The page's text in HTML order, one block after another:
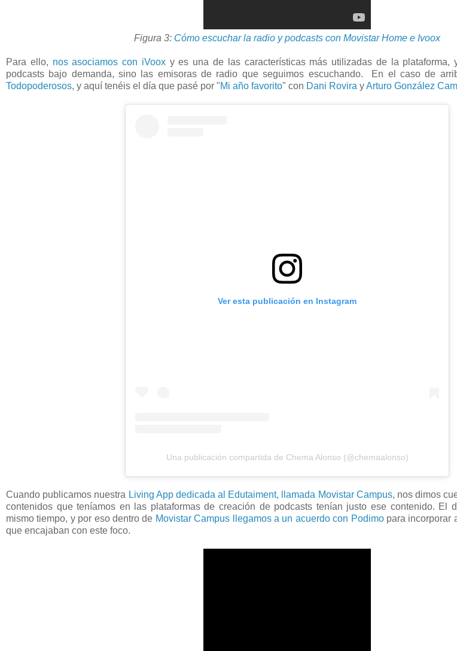
Figura 3: Cómo escuchar la radio y podcasts con Movistar Home e Ivoox
Para ello, nos asociamos con iVooxy es una de las características más utilizadas de la plataforma,
podcasts bajo demanda, sino las emisoras de radio que seguimos escuchando. En el caso de
Todopoderosos, y aquí tenéis el día que pasé por "Mi año favorito" con Dani Rovira yArturo González
Ver esta publicación en Instagram
Una publicación compartida de Chema Alonso (@chemaalonso)
Cuando publicamos nuestra Living App dedicada al Edutaiment, llamada Movistar Campus, nos dimos
contenidos que teníamos en las plataformas de creación de podcasts tenían justo ese contenido. El
mismo tiempo, y por eso dentro de Movistar Campus llegamos a un acuerdo con Podimopara incorporar
que encajaban con este foco.